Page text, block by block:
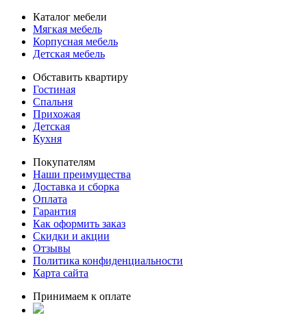
Каталог мебели
Мягкая мебель
Корпусная мебель
Детская мебель
Обставить квартиру
Гостиная
Спальня
Прихожая
Детская
Кухня
Покупателям
Наши преимущества
Доставка и сборка
Оплата
Гарантия
Как оформить заказ
Скидки и акции
Отзывы
Политика конфиденциальности
Карта сайта
Принимаем к оплате